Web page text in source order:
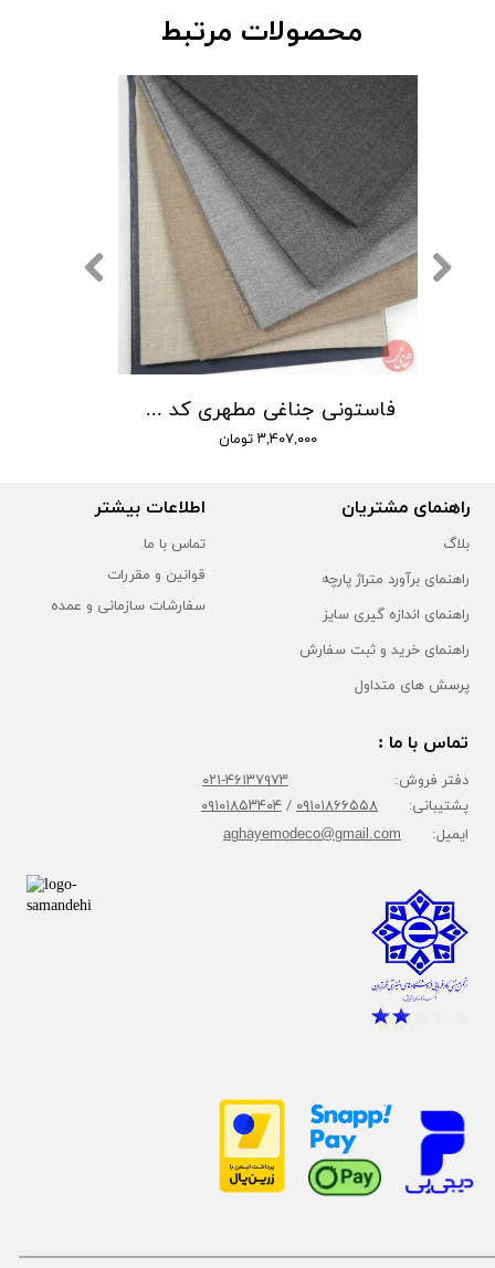
محصولات مرتبط
فاستونی جناغی مطهری کد 407
۳,۴۰۷,۰۰۰ تومان
راهنمای مشتریان
بلاگ
راهنمای برآورد متراژ پارچه
راهنمای اندازه گیری سایز
راهنمای خرید و ثبت سفارش
پرسش های متداول
اطلاعات بیشتر
تماس با ما
قوانین و مقررات
سفارشات سازمانی و عمده
تماس با ما :
دفتر فروش: ۴۶۱۳۷۹۷۳-۰۲۱
پشتیبانی: ۰۹۱۰۱۸۶۶۵۵۸/۰۹۱۰۱۸۵۳۴۰۴
ایمیل: aghayemodeco@gmail.com